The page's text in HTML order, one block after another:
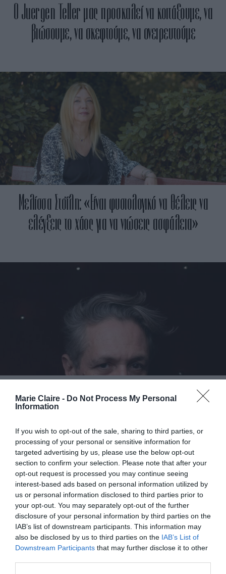
Marie Claire - Do Not Process My Personal
Information
If you wish to opt-out of the sale, sharing to third parties, or
processing of your personal or sensitive information for
targeted advertising by us, please use the below opt-out
section to confirm your selection. Please note that after your
opt-out request is processed you may continue seeing
interest-based ads based on personal information utilized by
us or personal information disclosed to third parties prior to
your opt-out. You may separately opt-out of the further
disclosure of your personal information by third parties on the
IAB’s list of downstream participants. This information may
also be disclosed by us to third parties on the IAB’s List of
Downstream Participants that may further disclose it to other
O Juergen Teller μας προσκαλεί να κοιτάξουμε, να
βιώσουμε, να σκεφτούμε, να ονειρευτούμε
Μελίσσα Στοΐλη: «Είναι φυσιολογικό να θέλεις να
ελέγξεις το χάος για να νιώσεις ασφάλεια»
Αιμίλιος Χειλάκης: «Πιστεύω πολύ στην
εξωστρέφεια του θεάτρου· να συνομιλούμε με το
κοινό»